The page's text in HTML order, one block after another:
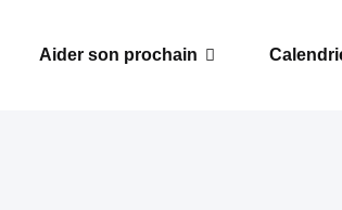
Aider son prochain